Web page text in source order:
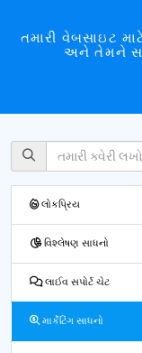
તમારી વેબસાઇટ
અને તેમને
લોકપ્રિય
વિશ્લેષણ સાધનો
લાઈવ સપોર્ટ ચેટ
માર્કેટિંગ સાધનો